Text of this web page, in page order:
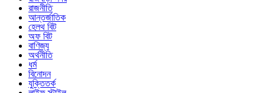
রাজনীতি
আন্তর্জাতিক
হেলথ বিট
অফ বিট
বাণিজ্য
অর্থনীতি
ধর্ম
বিনোদন
যুক্তিতর্ক